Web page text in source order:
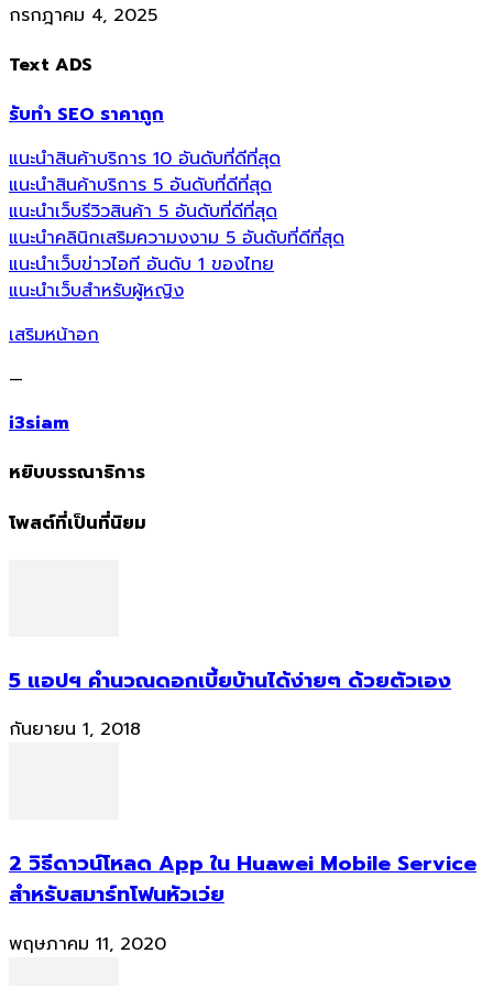
กรกฎาคม 4, 2025
Text ADS
รับทำ SEO ราคาถูก
แนะนำสินค้าบริการ 10 อันดับที่ดีที่สุด
แนะนำสินค้าบริการ 5 อันดับที่ดีที่สุด
แนะนำเว็บรีวิวสินค้า 5 อันดับที่ดีที่สุด
แนะนำคลินิกเสริมความงงาม 5 อันดับที่ดีที่สุด
แนะนำเว็บข่าวไอที อันดับ 1 ของไทย
แนะนำเว็บสำหรับผู้หญิง
เสริมหน้าอก
—
i3siam
หยิบบรรณาธิการ
โพสต์ที่เป็นที่นิยม
5 แอปฯ คำนวณดอกเบี้ยบ้านได้ง่ายๆ ด้วยตัวเอง
กันยายน 1, 2018
2 วิธีดาวน์โหลด App ใน Huawei Mobile Service
สำหรับสมาร์ทโฟนหัวเว่ย
พฤษภาคม 11, 2020